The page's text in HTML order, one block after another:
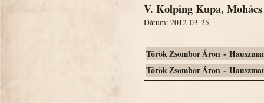
V. Kolping Kupa,
Dátum: 2012-03-25
Török Zsombor Áron -
Török Zsombor Áron -